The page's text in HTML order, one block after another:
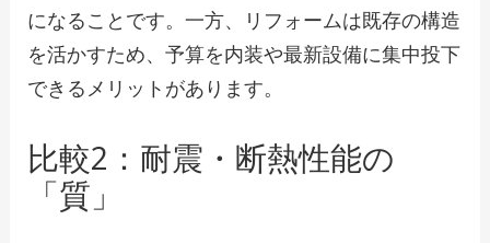
になることです。一方、リフォームは既存の構造
を活かすため、予算を内装や最新設備に集中投下
できるメリットがあります。
比較2：耐震・断熱性能の
「質」